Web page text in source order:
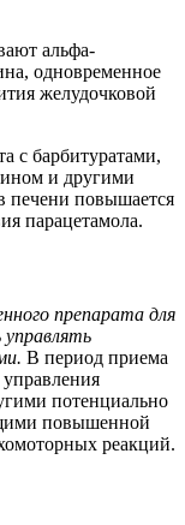
альфа-
одновременное
желудочковой
с барбитуратами,
и другими
печени повышается
парацетамола.
препарата для
управлять
В период приема
управления
потенциально
повышенной
реакций.